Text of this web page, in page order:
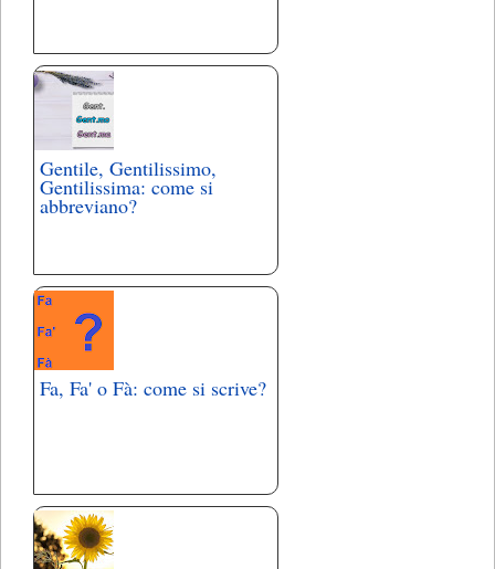
Gentile, Gentilissimo,
Gentilissima: come si
abbreviano?
Fa, Fa' o Fà: come si scrive?